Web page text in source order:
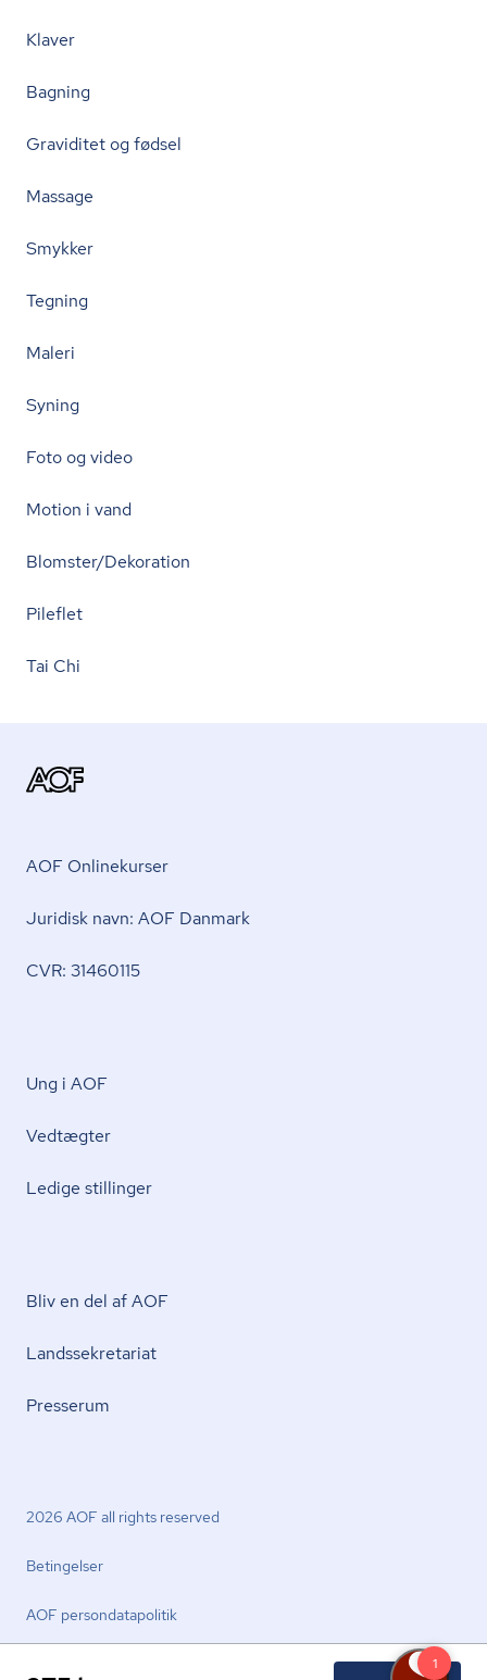
Klaver
Bagning
Graviditet og fødsel
Massage
Smykker
Tegning
Maleri
Syning
Foto og video
Motion i vand
Blomster/Dekoration
Pileflet
Tai Chi
AOF Onlinekurser
Juridisk navn: AOF Danmark
CVR: 31460115
Ung i AOF
Vedtægter
Ledige stillinger
Bliv en del af AOF
Lands­se­kre­ta­ri­at
Presserum
2026 AOF all rights reserved
Betingelser
AOF per­son­da­ta­po­li­tik